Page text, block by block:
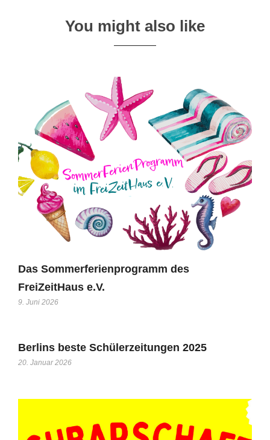
You might also like
Das Sommerferienprogramm des
FreiZeitHaus e.V.
9. Juni 2026
Berlins beste Schülerzeitungen 2025
20. Januar 2026